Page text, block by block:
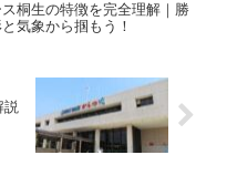
桐生の特徴を完全理解｜勝
気象から掴もう！
説